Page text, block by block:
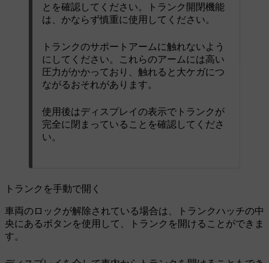
とを確認してください。トランク開閉機能
は、かならず慎重に使用してください。
トランクのサポートアームに触れないよう
にしてください。これらのアームには高い
圧力がかかっており、触れると大ケガにつ
ながるおそれがあります。
使用後はディスプレイの表示でトランクが
完全に閉まっていることを確認してくださ
い。
トランクを手動で開く
車両のロックが解除されている場合は、トランクハッチの中
央にあるボタンを使用して、トランクを開けることができま
す。